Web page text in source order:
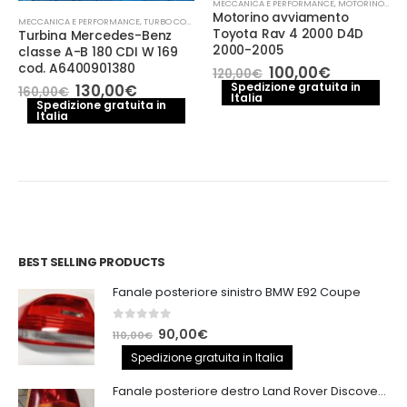
MECCANICA E PERFORMANCE,TURBO COMPRESSORE- TURBINA
Turbina Mercedes-Benz
classe A-B 180 CDI W 169
cod. A6400901380
160,00€ Il
prezzo
originale
130,00€Il
prezzo
attuale
Spedizione gratuita in
Italia
MECCANICA E PERFORMANCE, MOTORINO AVVIAMENTO
Motorino avviamento
Toyota Rav 4 2000 D4D
2000-2005
120,00€ Il
prezzo
originale
100,00€Il
prezzo
attuale
Spedizione gratuita in
Italia
BEST SELLING PRODUCTS
Fanale posteriore sinistro BMW E92 Coupe
out of 5
110,00€ Il
prezzo
originale
era:
90,00€Il
prezzo
attuale
è:
Spedizione gratuita in Italia
Fanale posteriore destro Land Rover Discovery 3